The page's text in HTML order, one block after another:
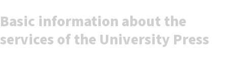
Basic information about the
services of the University Press